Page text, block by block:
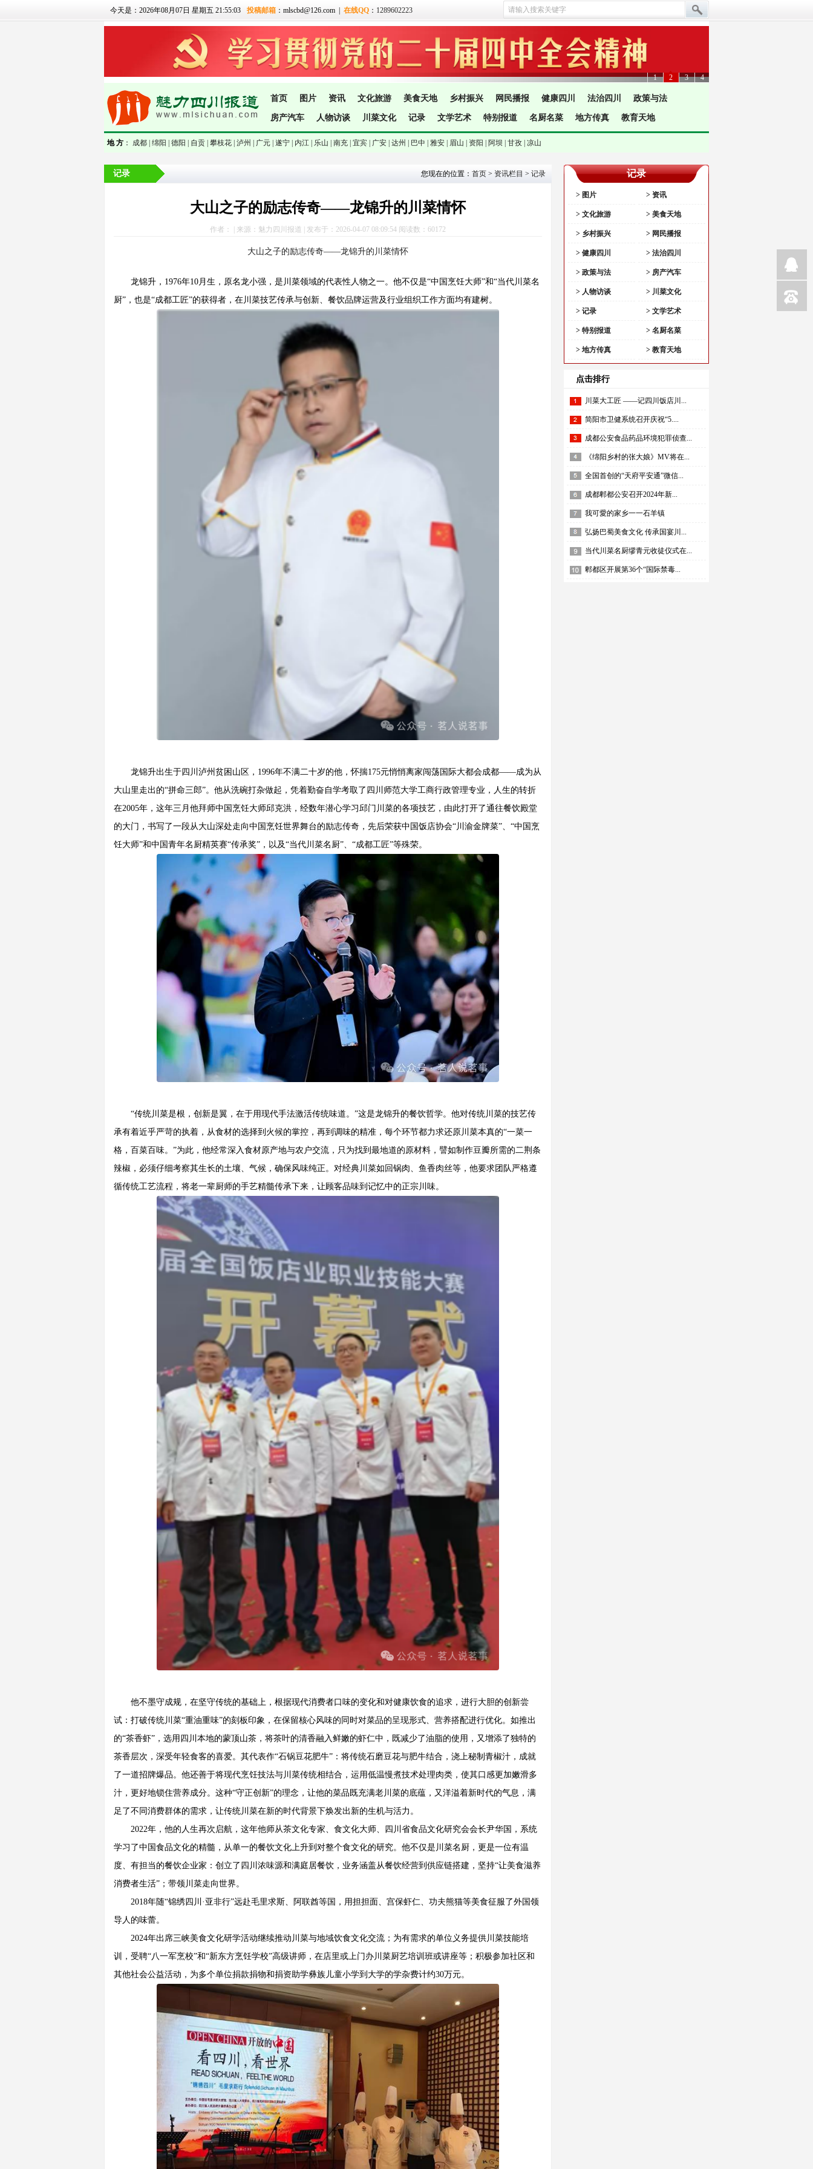
今天是：2026年08月07日 星期五 21:55:04 投稿邮箱 ：mlscbd@126.com | 在线QQ ： 1289602223
1 2 3 4
首页 图片 资讯 文化旅游 美食天地 乡村振兴 网民播报 健康四川 法治四川 政策与法
房产汽车 人物访谈 川菜文化 记录 文学艺术 特别报道 名厨名菜 地方传真 教育天地
地 方 ： 成都 | 绵阳 | 德阳 | 自贡 | 攀枝花 | 泸州 | 广元 | 遂宁 | 内江 | 乐山 | 南充 | 宜宾 | 广安 | 达州 | 巴中 | 雅安 | 眉山 | 资阳 | 阿坝 | 甘孜 | 凉山
记录
> 图片 > 资讯
> 文化旅游 > 美食天地
> 乡村振兴 > 网民播报
> 健康四川 > 法治四川
> 政策与法 > 房产汽车
> 人物访谈 > 川菜文化
> 记录 > 文学艺术
> 特别报道 > 名厨名菜
> 地方传真 > 教育天地
点击排行
川菜大工匠 ——记四川饭店川...
简阳市卫健系统召开庆祝“5....
成都公安食品药品环境犯罪侦查...
《绵阳乡村的张大娘》MV将在...
全国首创的“天府平安通”微信...
成都郫都公安召开2024年新...
我可愛的家乡一一石羊镇
弘扬巴蜀美食文化 传承国宴川...
当代川菜名厨缪青元收徒仪式在...
郫都区开展第36个“国际禁毒...
记录 您现在的位置： 首页 > 资讯栏目 > 记录
大山之子的励志传奇——龙锦升的川菜情怀
作者： | 来源：魅力四川报道 | 发布于：2026-04-07 08:09:54 阅读数：601 72
大山之子的励志传奇——龙锦升的川菜情怀
龙锦升，1976年10月生，原名龙小强，是川菜领域的代表性人物之一。他不仅是“中国烹饪大师”和“当代川菜名
厨”，也是“成都工匠”的获得者，在川菜技艺传承与创新、餐饮品牌运营及行业组织工作方面均有建树。
龙锦升出生于四川泸州贫困山区，1996年不满二十岁的他，怀揣175元悄悄离家闯荡国际大都会成都——成为从
大山里走出的“拼命三郎”。他从洗碗打杂做起，凭着勤奋自学考取了四川师范大学工商行政管理专业，人生的转折
在2005年，这年三月他拜师中国烹饪大师邱克洪，经数年潜心学习邱门川菜的各项技艺，由此打开了通往餐饮殿堂
的大门，书写了一段从大山深处走向中国烹饪世界舞台的励志传奇，先后荣获中国饭店协会“川渝金牌菜”、“中国烹
饪大师”和中国青年名厨精英赛“传承奖”，以及“当代川菜名厨”、“成都工匠”等殊荣。
“传统川菜是根，创新是翼，在于用现代手法激活传统味道。”这是龙锦升的餐饮哲学。他对传统川菜的技艺传
承有着近乎严苛的执着，从食材的选择到火候的掌控，再到调味的精准，每个环节都力求还原川菜本真的“一菜一
格，百菜百味。”为此，他经常深入食材原产地与农户交流，只为找到最地道的原材料，譬如制作豆瓣所需的二荆条
辣椒，必须仔细考察其生长的土壤、气候，确保风味纯正。对经典川菜如回锅肉、鱼香肉丝等，他要求团队严格遵
循传统工艺流程，将老一辈厨师的手艺精髓传承下来，让顾客品味到记忆中的正宗川味。
他不墨守成规，在坚守传统的基础上，根据现代消费者口味的变化和对健康饮食的追求，进行大胆的创新尝
试：打破传统川菜“重油重味”的刻板印象，在保留核心风味的同时对菜品的呈现形式、营养搭配进行优化。如推出
的“茶香虾”，选用四川本地的蒙顶山茶，将茶叶的清香融入鲜嫩的虾仁中，既减少了油脂的使用，又增添了独特的
茶香层次，深受年轻食客的喜爱。其代表作“石锅豆花肥牛”：将传统石磨豆花与肥牛结合，浇上秘制青椒汁，成就
了一道招牌爆品。他还善于将现代烹饪技法与川菜传统相结合，运用低温慢煮技术处理肉类，使其口感更加嫩滑多
汁，更好地锁住营养成分。这种“守正创新”的理念，让他的菜品既充满老川菜的底蕴，又洋溢着新时代的气息，满
足了不同消费群体的需求，让传统川菜在新的时代背景下焕发出新的生机与活力。
2022年，他的人生再次启航，这年他师从茶文化专家、食文化大师、四川省食品文化研究会会长尹华国，系统
学习了中国食品文化的精髓，从单一的餐饮文化上升到对整个食文化的研究。他不仅是川菜名厨，更是一位有温
度、有担当的餐饮企业家：创立了四川浓味源和满庭居餐饮，业务涵盖从餐饮经营到供应链搭建，坚持“让美食滋养
消费者生活”；带领川菜走向世界。
2018年随“锦绣四川·亚非行”远赴毛里求斯、阿联酋等国，用担担面、宫保虾仁、功夫熊猫等美食征服了外国领
导人的味蕾。
2024年出席三峡美食文化研学活动继续推动川菜与地域饮食文化交流；为有需求的单位义务提供川菜技能培
训，受聘“八一军烹校”和“新东方烹饪学校”高级讲师，在店里或上门办川菜厨艺培训班或讲座等；积极参加社区和
其他社会公益活动，为多个单位捐款捐物和捐资助学彝族儿童小学到大学的学杂费计约30万元。